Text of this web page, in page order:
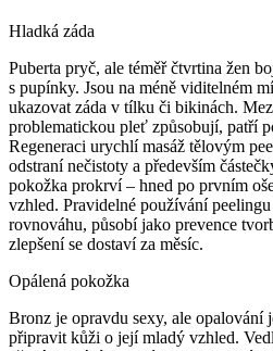
Hladká záda
Puberta pryč, ale téměř čtvrtina žen
s pupínky. Jsou na méně viditelném
ukazovat záda v tílku či bikinách.
problematickou pleť způsobují, patří
Regeneraci urychlí masáž tělovým
odstraní nečistoty a především
pokožka prokrví – hned po prvním
vzhled. Pravidelné používání
rovnováhu, působí jako prevence
zlepšení se dostaví za měsíc.
Opálená pokožka
Bronz je opravdu sexy, ale opalování
připravit kůži o její mladý vzhled.